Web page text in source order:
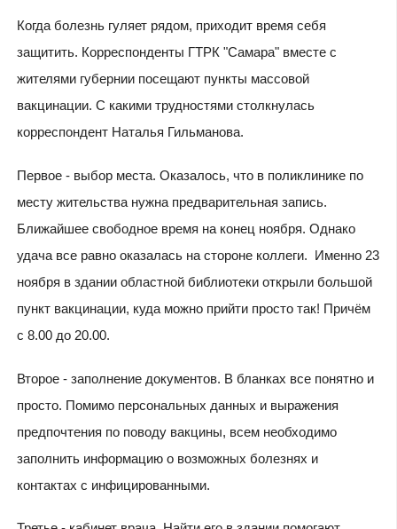
Когда болезнь гуляет рядом, приходит время себя
защитить. Корреспонденты ГТРК "Самара" вместе с
жителями губернии посещают пункты массовой
вакцинации. С какими трудностями столкнулась
корреспондент Наталья Гильманова.
Первое - выбор места. Оказалось, что в поликлинике по
месту жительства нужна предварительная запись.
Ближайшее свободное время на конец ноября. Однако
удача все равно оказалась на стороне коллеги. Именно 23
ноября в здании областной библиотеки открыли большой
пункт вакцинации, куда можно прийти просто так! Причём
с 8.00 до 20.00.
Второе - заполнение документов. В бланках все понятно и
просто. Помимо персональных данных и выражения
предпочтения по поводу вакцины, всем необходимо
заполнить информацию о возможных болезнях и
контактах с инфицированными.